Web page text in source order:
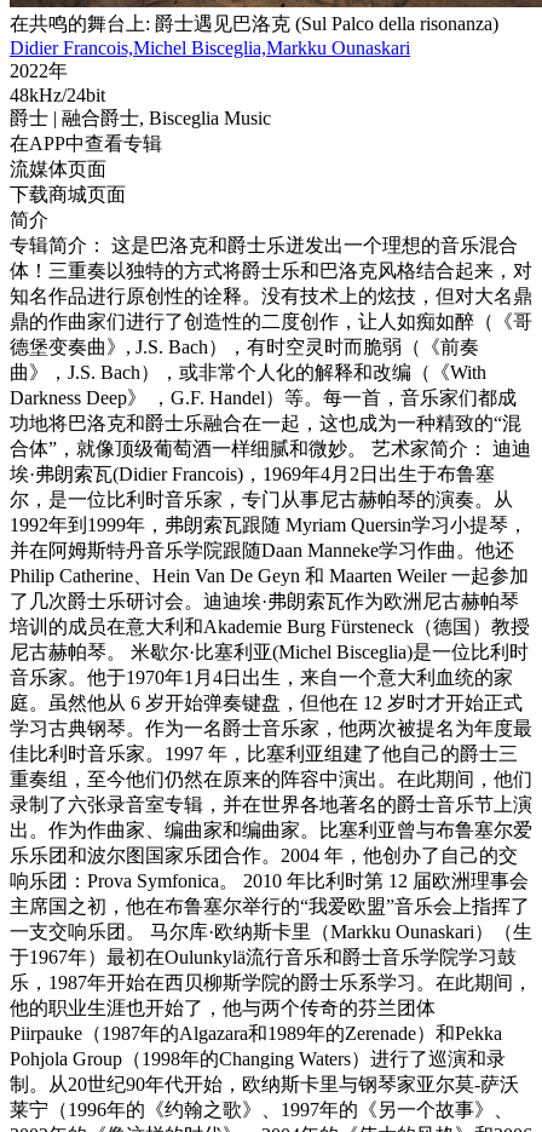
在共鸣的舞台上: 爵士遇见巴洛克 (Sul Palco della risonanza)
Didier Francois,Michel Bisceglia,Markku Ounaskari
2022年
48kHz/24bit
爵士 | 融合爵士, Bisceglia Music
在APP中查看专辑
流媒体页面
下载商城页面
简介
专辑简介： 这是巴洛克和爵士乐迸发出一个理想的音乐混合
体！三重奏以独特的方式将爵士乐和巴洛克风格结合起来，对
知名作品进行原创性的诠释。没有技术上的炫技，但对大名鼎
鼎的作曲家们进行了创造性的二度创作，让人如痴如醉（《哥
德堡变奏曲》, J.S. Bach），有时空灵时而脆弱（《前奏
曲》，J.S. Bach），或非常个人化的解释和改编（《With
Darkness Deep》 ，G.F. Handel）等。每一首，音乐家们都成
功地将巴洛克和爵士乐融合在一起，这也成为一种精致的“混
合体”，就像顶级葡萄酒一样细腻和微妙。 艺术家简介： 迪迪
埃·弗朗索瓦(Didier Francois)，1969年4月2日出生于布鲁塞
尔，是一位比利时音乐家，专门从事尼古赫帕琴的演奏。从
1992年到1999年，弗朗索瓦跟随 Myriam Quersin学习小提琴，
并在阿姆斯特丹音乐学院跟随Daan Manneke学习作曲。他还
Philip Catherine、Hein Van De Geyn 和 Maarten Weiler 一起参加
了几次爵士乐研讨会。迪迪埃·弗朗索瓦作为欧洲尼古赫帕琴
培训的成员在意大利和Akademie Burg Fürsteneck（德国）教授
尼古赫帕琴。 米歇尔·比塞利亚(Michel Bisceglia)是一位比利时
音乐家。他于1970年1月4日出生，来自一个意大利血统的家
庭。虽然他从 6 岁开始弹奏键盘，但他在 12 岁时才开始正式
学习古典钢琴。作为一名爵士音乐家，他两次被提名为年度最
佳比利时音乐家。1997 年，比塞利亚组建了他自己的爵士三
重奏组，至今他们仍然在原来的阵容中演出。在此期间，他们
录制了六张录音室专辑，并在世界各地著名的爵士音乐节上演
出。作为作曲家、编曲家和编曲家。比塞利亚曾与布鲁塞尔爱
乐乐团和波尔图国家乐团合作。2004 年，他创办了自己的交
响乐团：Prova Symfonica。 2010 年比利时第 12 届欧洲理事会
主席国之初，他在布鲁塞尔举行的“我爱欧盟”音乐会上指挥了
一支交响乐团。 马尔库·欧纳斯卡里（Markku Ounaskari）（生
于1967年）最初在Oulunkylä流行音乐和爵士音乐学院学习鼓
乐，1987年开始在西贝柳斯学院的爵士乐系学习。在此期间，
他的职业生涯也开始了，他与两个传奇的芬兰团体
Piirpauke（1987年的Algazara和1989年的Zerenade）和Pekka
Pohjola Group（1998年的Changing Waters）进行了巡演和录
制。从20世纪90年代开始，欧纳斯卡里与钢琴家亚尔莫-萨沃
莱宁（1996年的《约翰之歌》、1997年的《另一个故事》、